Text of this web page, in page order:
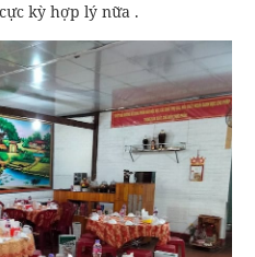
kỳ hợp lý nữa .